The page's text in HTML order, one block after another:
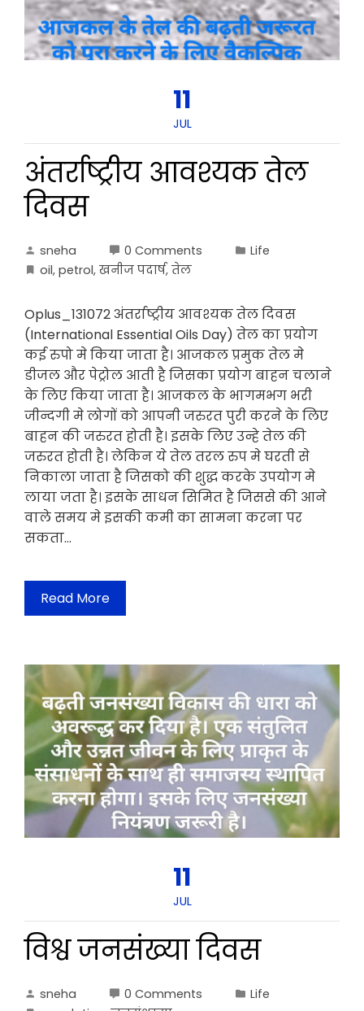
11
JUL
अंतर्राष्ट्रीय आवश्यक तेल
दिवस
sneha 0 Comments
Life
oil, petrol, खनीज पदार्ष, तेल
Oplus_131072 अंतर्राष्ट्रीय आवश्यक तेल दिवस
(International Essential Oils Day) तेल का प्रयोग
कई रुपो मे किया जाता है। आजकल प्रमुक तेल मे
डीजल और पेट्रोल आती है जिसका प्रयोग बाहन चलाने
के लिए किया जाता है। आजकल के भागमभग भरी
जीन्दगी मे लोगों को आपनी जरुरत पुरी करने के लिए
बाहन की जरुरत होती है। इसके लिए उन्हे तेल की
जरुरत होती है। लेकिन ये तेल तरल रुप मे घरती से
निकाला जाता है जिसको की शुद्ध करके उपयोग मे
लाया जता है। इसके साधन सिमित है जिससे की आने
वाले समय मे इसकी कमी का सामना करना पर
सकता…
Read More
11
JUL
विश्व जनसंख्या दिवस
sneha 0 Comments
Life